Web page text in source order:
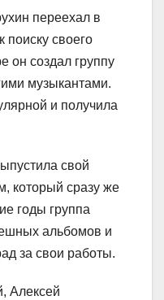
переехал в
поиску своего
он создал группу
музыкантами.
и получила
свой
который сразу же
годы группа
альбомов и
за свои работы.
Алексей